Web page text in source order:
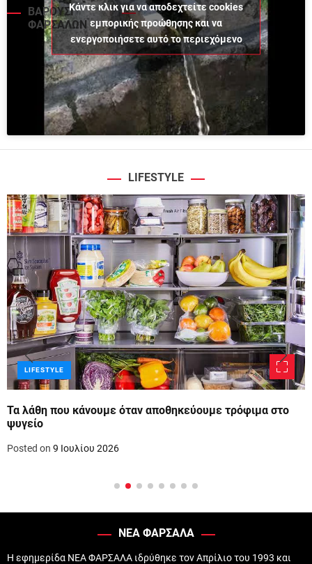
ΒΑΡΟΥΣΙ
ΦΑΡΣΑΛΩΝ
Κάντε κλικ για να αποδεχτείτε cookies
εμπορικής προώθησης και να
ενεργοποιήσετε αυτό το περιεχόμενο
LIFESTYLE
LIFESTYLE
Τα λάθη που κάνουμε όταν αποθηκεύουμε τρόφιμα στο
ψυγείο
Posted on 9 Ιουλίου 2026
ΝΕΑ ΦΑΡΣΑΛΑ
Η εφημερίδα ΝΕΑ ΦΑΡΣΑΛΑ ιδρύθηκε τον Απρίλιο του 1993 και